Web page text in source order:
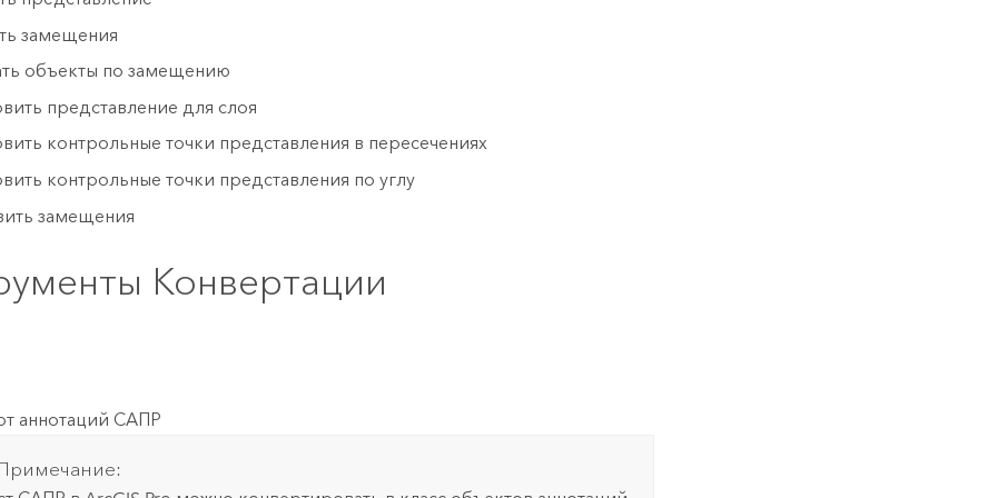
замещения
объекты по замещению
представление для слоя
контрольные точки представления в пересечениях
контрольные точки представления по углу
замещения
Конвертации
аннотаций САПР